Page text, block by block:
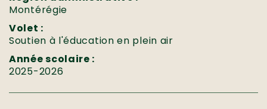
Montérégie
Volet :
Soutien à l'éducation en plein air
Année scolaire :
2025-2026